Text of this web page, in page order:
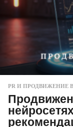
PR И ПРОДВИЖЕНИЕ